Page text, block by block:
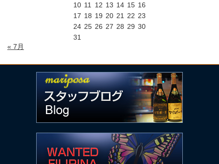
10 11 12 13 14 15 16
17 18 19 20 21 22 23
24 25 26 27 28 29 30
31
« 7月